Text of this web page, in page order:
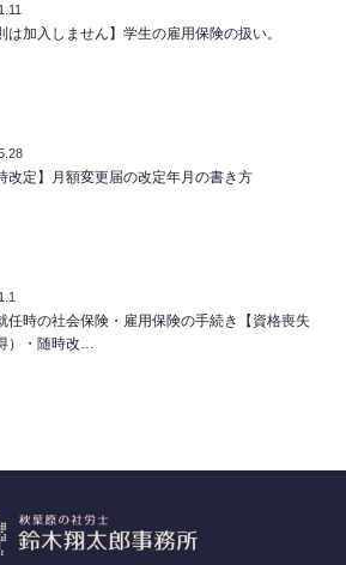
は加入しません】学生の雇用保険の扱い。
改定】月額変更届の改定年月の書き方
任時の社会保険・雇用保険の手続き【資格喪失
）・随時改…